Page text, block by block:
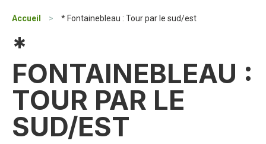
Accueil > * Fontainebleau : Tour par le sud/est
*
FONTAINEBLEAU :
TOUR PAR LE
SUD/EST